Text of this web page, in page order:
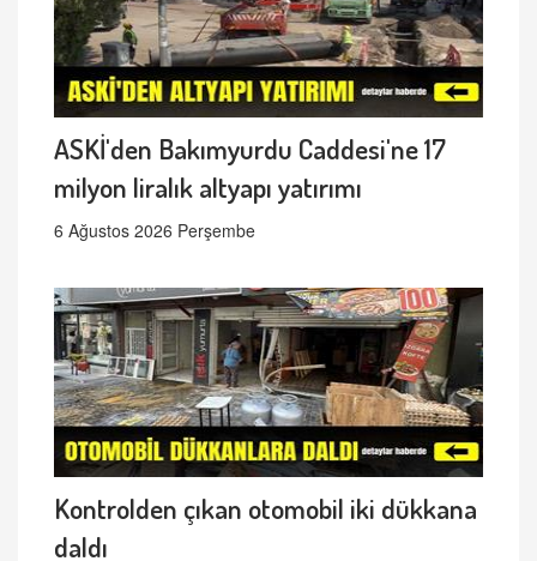
ASKİ'den Bakımyurdu Caddesi'ne 17
milyon liralık altyapı yatırımı
6 Ağustos 2026 Perşembe
Kontrolden çıkan otomobil iki dükkana
daldı